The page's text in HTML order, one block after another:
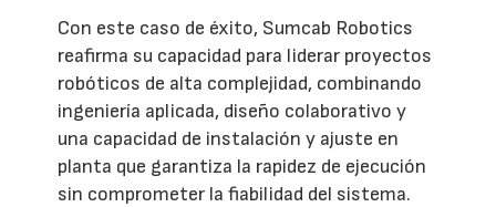
Con este caso de éxito, Sumcab Robotics
reafirma su capacidad para liderar proyectos
robóticos de alta complejidad, combinando
ingeniería aplicada, diseño colaborativo y
una capacidad de instalación y ajuste en
planta que garantiza la rapidez de ejecución
sin comprometer la fiabilidad del sistema.